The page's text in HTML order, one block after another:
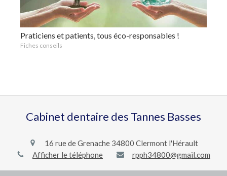
Praticiens et patients, tous éco-responsables !
Fiches conseils
Cabinet dentaire des Tannes Basses
16 rue de Grenache 34800 Clermont l'Hérault
Afficher le téléphone
rpph34800@gmail.com